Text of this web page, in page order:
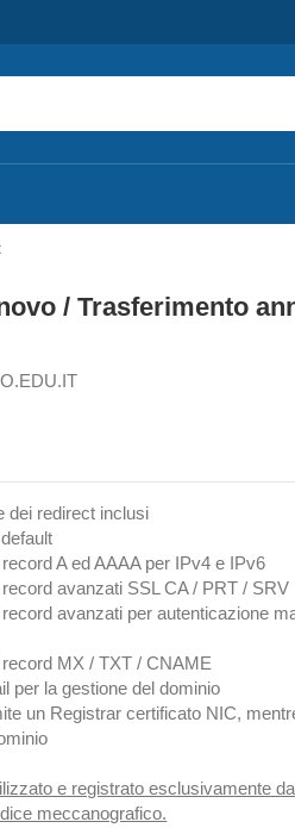
/ Trasferimento
dei redirect inclusi
A ed AAAA per IPv4 e IPv6
avanzati SSL CA / PRT / SRV
avanzati per autenticazione
MX / TXT / CNAME
per la gestione del dominio
un Registrar certificato NIC,
e registrato esclusivamente
meccanografico.